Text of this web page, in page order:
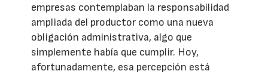
empresas contemplaban la responsabilidad
ampliada del productor como una nueva
obligación administrativa, algo que
simplemente había que cumplir. Hoy,
afortunadamente, esa percepción está